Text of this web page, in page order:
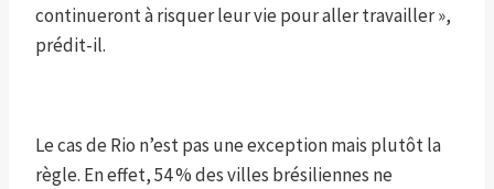
continueront à risquer leur vie pour aller travailler »,
prédit-il.
Le cas de Rio n’est pas une exception mais plutôt la
règle. En effet, 54 % des villes brésiliennes ne